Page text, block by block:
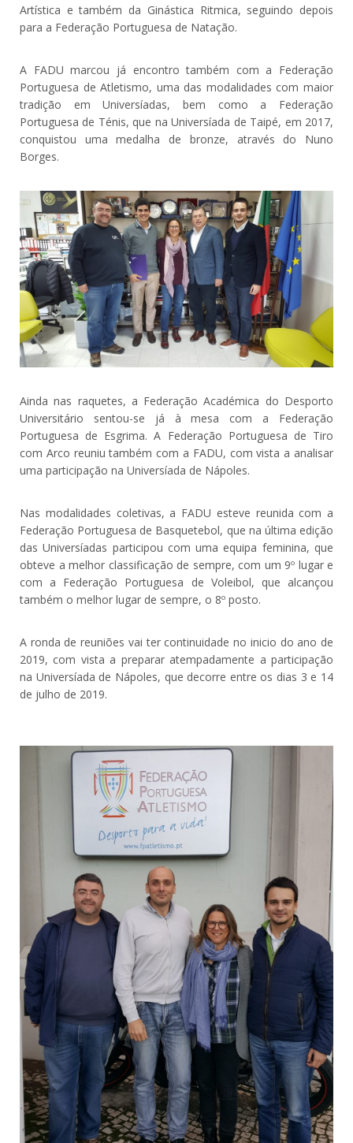
Artística e também da Ginástica Ritmica, seguindo depois
para a Federação Portuguesa de Natação.
A FADU marcou já encontro também com a Federação
Portuguesa de Atletismo, uma das modalidades com maior
tradição em Universíadas, bem como a Federação
Portuguesa de Ténis, que na Universíada de Taipé, em 2017,
conquistou uma medalha de bronze, através do Nuno
Borges.
Ainda nas raquetes, a Federação Académica do Desporto
Universitário sentou-se já à mesa com a Federação
Portuguesa de Esgrima. A Federação Portuguesa de Tiro
com Arco reuniu também com a FADU, com vista a analisar
uma participação na Universíada de Nápoles.
Nas modalidades coletivas, a FADU esteve reunida com a
Federação Portuguesa de Basquetebol, que na última edição
das Universíadas participou com uma equipa feminina, que
obteve a melhor classificação de sempre, com um 9º lugar e
com a Federação Portuguesa de Voleibol, que alcançou
também o melhor lugar de sempre, o 8º posto.
A ronda de reuniões vai ter continuidade no inicio do ano de
2019, com vista a preparar atempadamente a participação
na Universíada de Nápoles, que decorre entre os dias 3 e 14
de julho de 2019.